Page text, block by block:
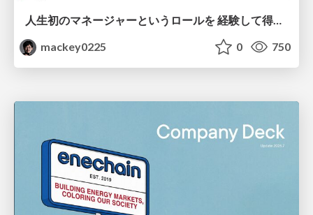
人生初のマネージャーというロールを 経験して得たもの・失ったもの / Reflections on My First Manager Role
mackey0225
0 750